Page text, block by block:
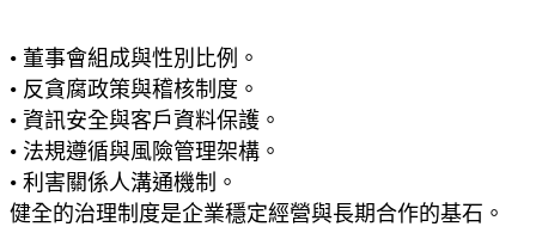
• 董事會組成與性別比例。
• 反貪腐政策與稽核制度。
• 資訊安全與客戶資料保護。
• 法規遵循與風險管理架構。
• 利害關係人溝通機制。
健全的治理制度是企業穩定經營與長期合作的基石。